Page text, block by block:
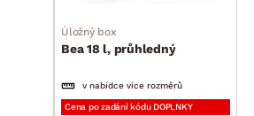
Úložný box
Bea 18 l, průhledný
v nabídce více rozměrů
Cena po zadání kódu DOPLNKY